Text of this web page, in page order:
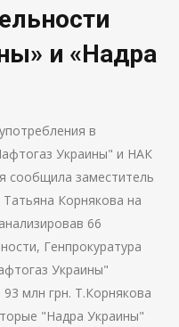
и «Надра
в
Украины" и НАК
сообщила заместитель
Корнякова на
66
Генпрокуратура
Украины"
млн грн. Т.Корнякова
"Надра Украины"